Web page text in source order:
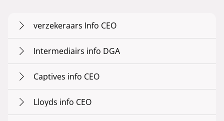
verzekeraars Info CEO
Intermediairs info DGA
Captives info CEO
Lloyds info CEO